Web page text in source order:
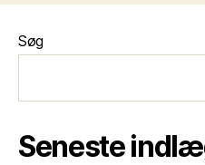
Søg
Seneste